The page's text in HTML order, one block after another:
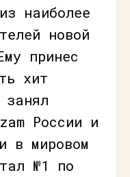
наиболее
новой
принес
хит
занял
России и
в мировом
№1 по